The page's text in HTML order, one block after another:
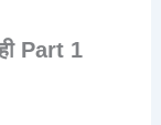
Part 1